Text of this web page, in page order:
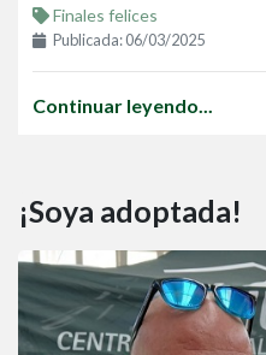
Finales felices
Publicada: 06/03/2025
Continuar leyendo...
¡Soya adoptada!